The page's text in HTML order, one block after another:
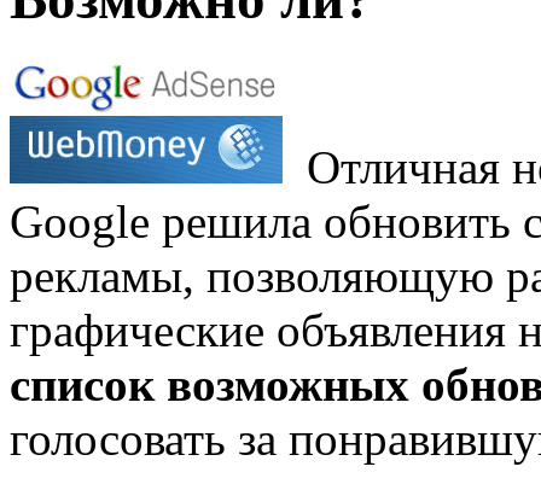
Отличная
Google решила обновить
рекламы, позволяющую
графические объявления
список возможных
голосовать за